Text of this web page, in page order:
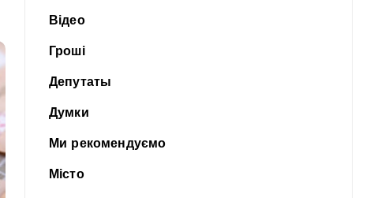
Відео
Гроші
Депутаты
Думки
Ми рекомендуємо
Місто